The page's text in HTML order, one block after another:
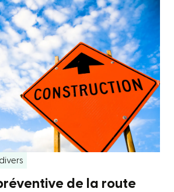
de la route